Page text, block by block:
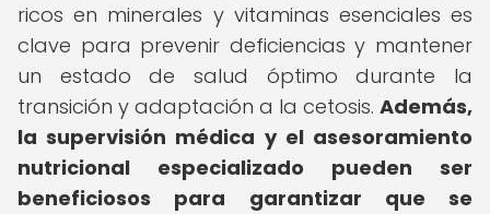
ricos en minerales y vitaminas esenciales es
clave para prevenir deficiencias y mantener
un estado de salud óptimo durante la
transición y adaptación a la cetosis. Además,
la supervisión médica y el asesoramiento
nutricional especializado pueden ser
beneficiosos para garantizar que se